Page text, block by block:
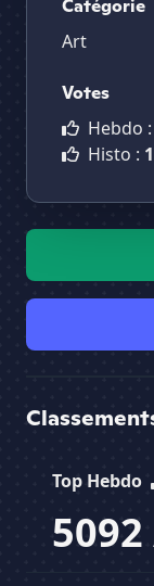
Catégorie
Art
Votes
Hebdo :
Histo : 1
Top Hebdo
5092